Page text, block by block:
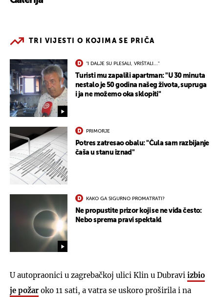
TRI VIJESTI O KOJIMA SE PRIČA
"I DALJE SU PLESALI, VRIŠTALI..."
Turisti mu zapalili apartman: "U 30 minuta
nestalo je 50 godina našeg života, supruga
i ja ne možemo oka sklopiti"
PRIMORJE
Potres zatresao obalu: "Čula sam razbijanje
čaša u stanu iznad"
KAKO GA SIGURNO PROMATRATI?
Ne propustite prizor koji se ne viđa često:
Nebo sprema pravi spektakl
U autopraonici u zagrebačkoj ulici Klin u Dubravi izbio
je požar oko 11 sati, a vatra se uskoro proširila i na